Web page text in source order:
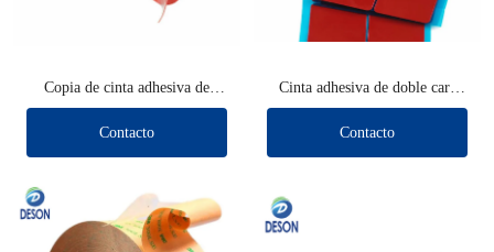
Copia de cinta adhesiva de
doble cara VHB (otra marca)
Contacto
Cinta adhesiva de doble cara
VHB (otra marca)
Contacto